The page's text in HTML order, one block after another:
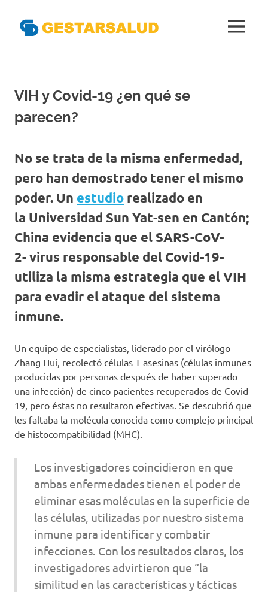
del
de
MENÚ
VIH y Covid-19 ¿en qué se
parecen?
No se trata de la misma enfermedad,
pero han demostrado tener el mismo
poder. Un estudio realizado en
la Universidad Sun Yat-sen en Cantón;
China evidencia que el SARS-CoV-
2- virus responsable del Covid-19-
utiliza la misma estrategia que el VIH
para evadir el ataque del sistema
inmune.
Un equipo de especialistas, liderado por el virólogo
Zhang Hui, recolectó células T asesinas (células inmunes
producidas por personas después de haber superado
una infección) de cinco pacientes recuperados de Covid-
19, pero éstas no resultaron efectivas. Se descubrió que
les faltaba la molécula conocida como complejo principal
de histocompatibilidad (MHC).
Los investigadores coincidieron en que
ambas enfermedades tienen el poder de
eliminar esas moléculas en la superficie de
las células, utilizadas por nuestro sistema
inmune para identificar y combatir
infecciones. Con los resultados claros, los
investigadores advirtieron que “la
similitud en las características y tácticas